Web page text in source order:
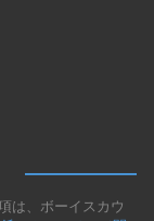
は、ボーイスカウ